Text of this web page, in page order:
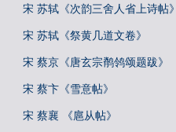
宋 苏轼《次韵三舍人省上诗帖》
宋 苏轼《祭黄几道文卷》
宋 蔡京《唐玄宗鹡鸰颂题跋》
宋 蔡卞《雪意帖》
宋 蔡襄 《扈从帖》